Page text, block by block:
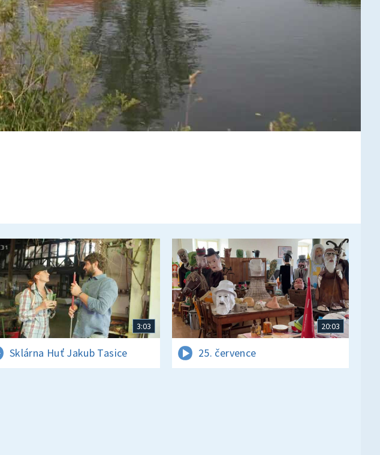
3:03
Sklárna Huť Jakub Tasice
20:03
25. července